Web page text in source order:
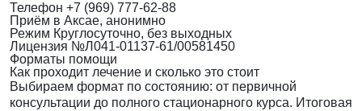
Телефон +7 (969) 777-62-88
Приём в Аксае, анонимно
Режим Круглосуточно, без выходных
Лицензия №Л041-01137-61/00581450
Форматы помощи
Как проходит лечение и сколько это стоит
Выбираем формат по состоянию: от первичной
консультации до полного стационарного курса. Итоговая